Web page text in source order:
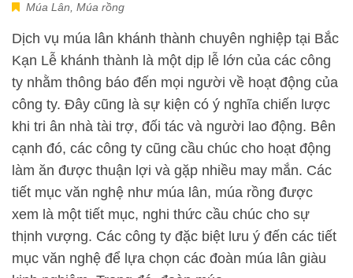
Múa Lân Múa rồng
Dịch vụ múa lân khánh thành chuyên nghiệp tại Bắc
Kạn Lễ khánh thành là một dịp lễ lớn của các công
ty nhằm thông báo đến mọi người về hoạt động của
công ty. Đây cũng là sự kiện có ý nghĩa chiến lược
khi tri ân nhà tài trợ, đối tác và người lao động. Bên
cạnh đó, các công ty cũng cầu chúc cho hoạt động
làm ăn được thuận lợi và gặp nhiều may mắn. Các
tiết mục văn nghệ như múa lân, múa rồng được
xem là một tiết mục, nghi thức cầu chúc cho sự
thịnh vượng. Các công ty đặc biệt lưu ý đến các tiết
mục văn nghệ để lựa chọn các đoàn múa lân giàu